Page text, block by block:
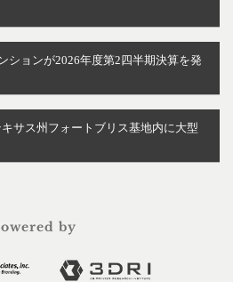
ションが2026年度第2四半期決算を発
サス州フォートブリス基地内に大型
by